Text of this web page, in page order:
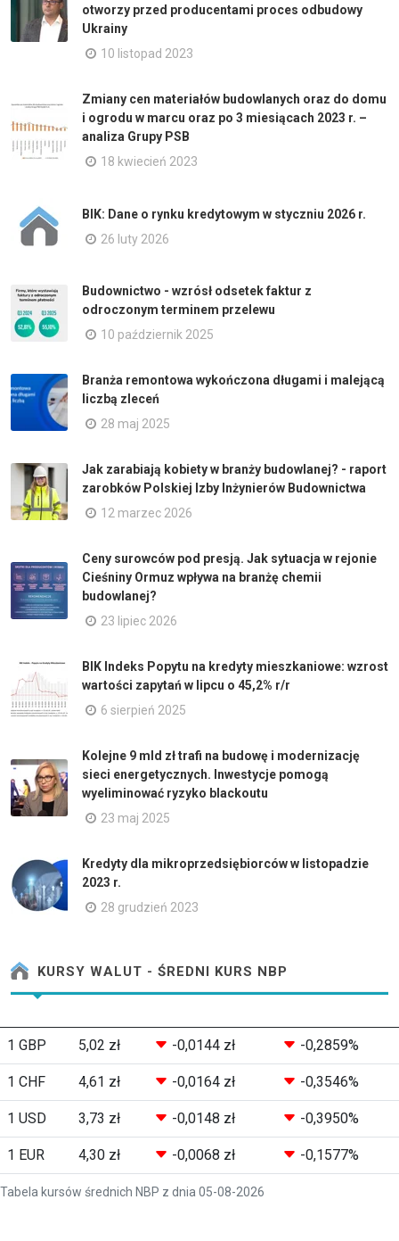
otworzy przed producentami proces odbudowy
Ukrainy
10 listopad 2023
Zmiany cen materiałów budowlanych oraz do domu
i ogrodu w marcu oraz po 3 miesiącach 2023 r. –
analiza Grupy PSB
18 kwiecień 2023
BIK: Dane o rynku kredytowym w styczniu 2026 r.
26 luty 2026
Budownictwo - wzrósł odsetek faktur z
odroczonym terminem przelewu
10 październik 2025
Branża remontowa wykończona długami i malejącą
liczbą zleceń
28 maj 2025
Jak zarabiają kobiety w branży budowlanej? - raport
zarobków Polskiej Izby Inżynierów Budownictwa
12 marzec 2026
Ceny surowców pod presją. Jak sytuacja w rejonie
Cieśniny Ormuz wpływa na branżę chemii
budowlanej?
23 lipiec 2026
BIK Indeks Popytu na kredyty mieszkaniowe: wzrost
wartości zapytań w lipcu o 45,2% r/r
6 sierpień 2025
Kolejne 9 mld zł trafi na budowę i modernizację
sieci energetycznych. Inwestycje pomogą
wyeliminować ryzyko blackoutu
23 maj 2025
Kredyty dla mikroprzedsiębiorców w listopadzie
2023 r.
28 grudzień 2023
KURSY WALUT - ŚREDNI KURS NBP
Tabela kursów średnich NBP z dnia 05-08-2026
1 GBP 5,02 zł -0,0144 zł -0,2859%
1 CHF 4,61 zł -0,0164 zł -0,3546%
1 USD 3,73 zł -0,0148 zł -0,3950%
1 EUR 4,30 zł -0,0068 zł -0,1577%